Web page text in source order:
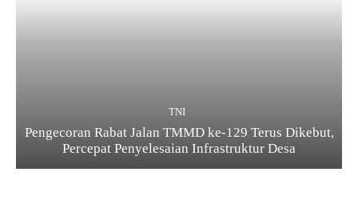
TNI
Pengecoran Rabat Jalan TMMD ke-129 Terus Dikebut,
Percepat Penyelesaian Infrastruktur Desa